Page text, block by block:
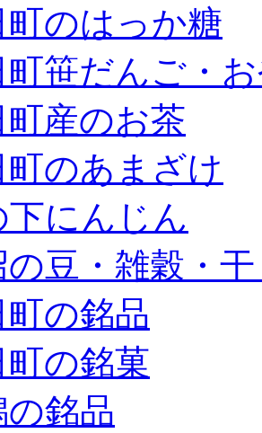
町のはっか糖
町笹だんご・
町産のお茶
町のあまざけ
下にんじん
の豆・雑穀・
町の銘品
町の銘菓
の銘品